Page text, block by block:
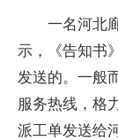
一名河北
示，《告知书
发送的。一般
服务热线，格
派工单发送给